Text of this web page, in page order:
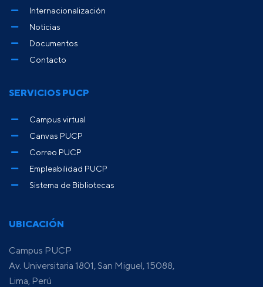
UBICACIÓN
Campus PUCP
Av. Universitaria 1801, San Miguel, 15088,
Lima, Perú
Internacionalización
Noticias
Documentos
Contacto
SERVICIOS PUCP
Campus virtual
Canvas PUCP
Correo PUCP
Empleabilidad PUCP
Sistema de Bibliotecas